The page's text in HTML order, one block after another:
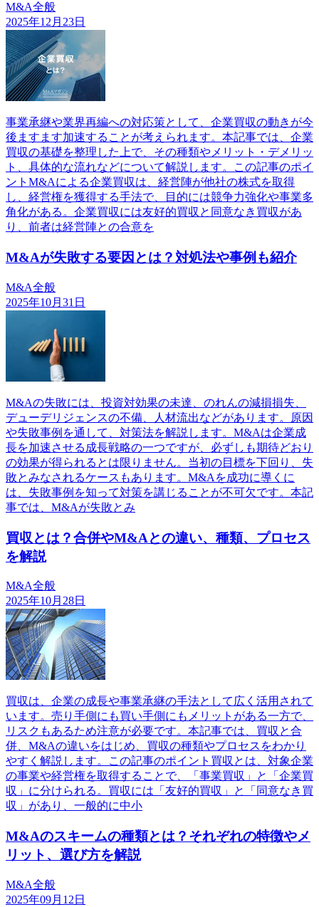
M&A全般
2025年12月23日
事業承継や業界再編への対応策として、企業買収の動きが今
後ますます加速することが考えられます。本記事では、企業
買収の基礎を整理した上で、その種類やメリット・デメリッ
ト、具体的な流れなどについて解説します。この記事のポイ
ントM&Aによる企業買収は、経営陣が他社の株式を取得
し、経営権を獲得する手法で、目的には競争力強化や事業多
角化がある。企業買収には友好的買収と同意なき買収があ
り、前者は経営陣との合意を
M&Aが失敗する要因とは？対処法や事例も紹介
M&A全般
2025年10月31日
M&Aの失敗には、投資対効果の未達、のれんの減損損失、
デューデリジェンスの不備、人材流出などがあります。原因
や失敗事例を通して、対策法を解説します。M&Aは企業成
長を加速させる成長戦略の一つですが、必ずしも期待どおり
の効果が得られるとは限りません。当初の目標を下回り、失
敗とみなされるケースもあります。M&Aを成功に導くに
は、失敗事例を知って対策を講じることが不可欠です。本記
事では、M&Aが失敗とみ
買収とは？合併やM&Aとの違い、種類、プロセス
を解説
M&A全般
2025年10月28日
買収は、企業の成長や事業承継の手法として広く活用されて
います。売り手側にも買い手側にもメリットがある一方で、
リスクもあるため注意が必要です。本記事では、買収と合
併、M&Aの違いをはじめ、買収の種類やプロセスをわかり
やすく解説します。この記事のポイント買収とは、対象企業
の事業や経営権を取得することで、「事業買収」と「企業買
収」に分けられる。買収には「友好的買収」と「同意なき買
収」があり、一般的に中小
M&Aのスキームの種類とは？それぞれの特徴やメ
リット、選び方を解説
M&A全般
2025年09月12日